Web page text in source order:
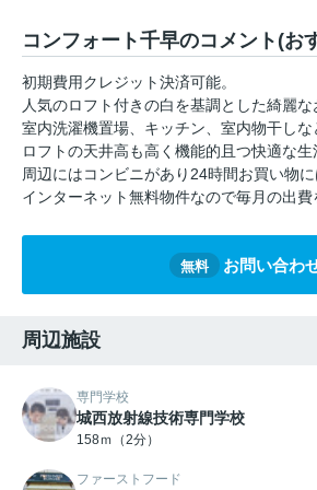
コンフォート千早のコメント(お
初期費用クレジット決済可能。
人気のロフト付きの白を基調とした綺麗な
室内洗濯機置場、キッチン、室内物干しな
ロフトの天井高も高く機能的且つ快適な生
周辺にはコンビニがあり24時間お買い物に
インターネット無料物件なので毎月の出費
無料 お問い合わ
周辺施設
専門学校
城西放射線技術専門学校
158ｍ（2分）
ファーストフード